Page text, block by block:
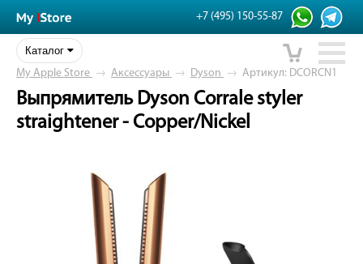
+7 (495) 150-55-87
Каталог
My Apple Store → Аксессуары → Dyson → Артикул: DCORCN1
Выпрямитель Dyson Corrale styler
straightener - Copper/Nickel